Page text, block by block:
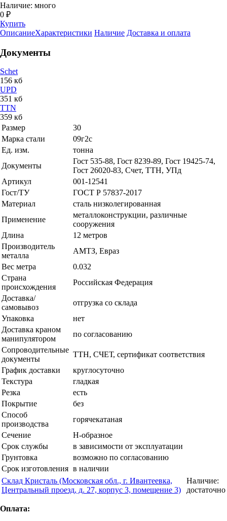
Наличие: много
0 ₽
Купить
ОписаниеХарактеристики Наличие Доставка и оплата
Документы
Schet
156 кб
UPD
351 кб
TTN
359 кб
Размер
30
Марка стали
09г2с
Ед. изм.
тонна
Документы
Гост 535-88, Гост 8239-89, Гост 19425-74,
Гост 26020-83, Счет, ТТН, УПд
Артикул
001-12541
Гост/ТУ
ГОСТ Р 57837-2017
Материал
сталь низколегированная
Применение
металлоконструкции, различные
сооружения
Длина
12 метров
Производитель
металла
АМТЗ, Евраз
Вес метра
0.032
Страна
происхождения
Российская Федерация
Доставка/
самовывоз
отгрузка со склада
Упаковка
нет
Доставка краном
манипулятором
по согласованию
Сопроводительные
документы
ТТН, СЧЕТ, сертификат соответствия
График доставки
круглосуточно
Текстура
гладкая
Резка
есть
Покрытие
без
Способ
производства
горячекатаная
Сечение
Н-образное
Срок службы
в зависимости от эксплуатации
Грунтовка
возможно по согласованию
Срок изготовления в наличии
Склад Кристаль (Московская обл., г. Ивантеевка,
Центральный проезд, д. 27, корпус 3, помещение 3)
Наличие:
достаточно
Оплата: